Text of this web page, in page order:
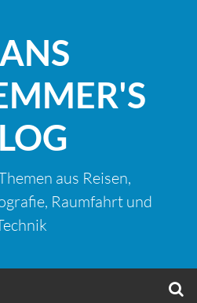
aus Reisen,
Raumfahrt und